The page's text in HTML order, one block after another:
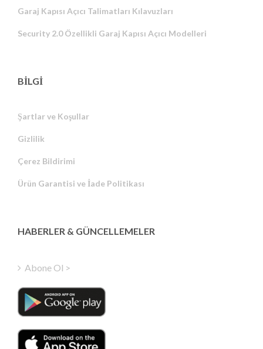
Garaj Kapısı Açıcı Talimatları Kılavuzları
Security 2.0 Özellikli Garaj Kapısı Açıcı Modelleri
BİLGİ
Şartlar ve Koşullar
Gizlilik
Çerez Bildirimi
Ürün Garantisi ve İade Politikası
HABERLER & GÜNCELLEMELER
Abone Ol >